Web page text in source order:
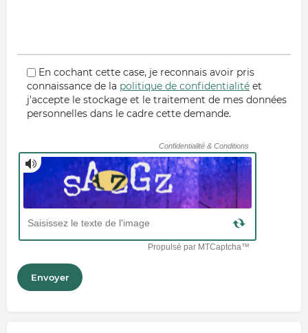
En cochant cette case, je reconnais avoir pris
connaissance de la politique de confidentialité et
j'accepte le stockage et le traitement de mes données
personnelles dans le cadre cette demande.